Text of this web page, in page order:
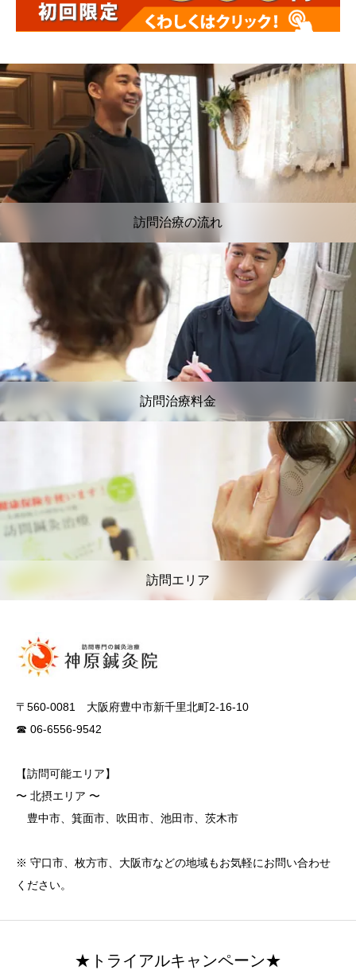
訪問治療の流れ
訪問治療料金
訪問エリア
〒560-0081 大阪府豊中市新千里北町2-16-10
☎ 06-6556-9542
【訪問可能エリア】
〜 北摂エリア 〜
豊中市、箕面市、吹田市、池田市、茨木市
※ 守口市、枚方市、大阪市などの地域もお気軽にお問い合わせ
ください。
★トライアルキャンペーン★